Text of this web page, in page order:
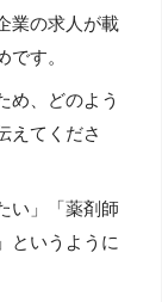
業の求人が載
です。
め、どのよう
えてくださ
い」「薬剤師
というように